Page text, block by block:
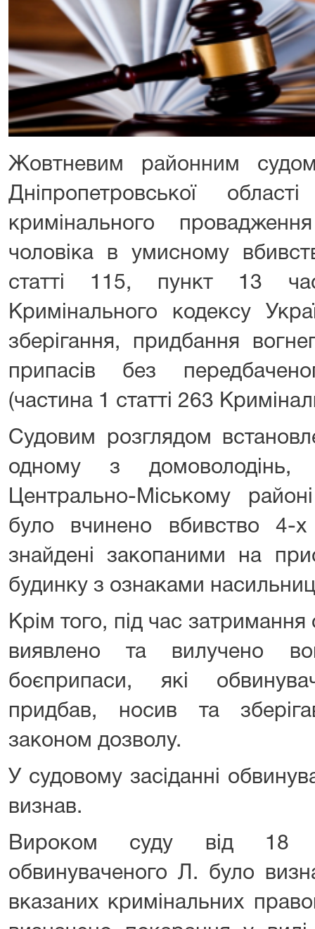
Жовтневим районним
Дніпропетровської
кримінального
чоловіка в умисному
статті 115, пункт 13
Кримінального кодексу
зберігання, придбання
припасів без
(частина 1 статті 263
Судовим розглядом
одному з
Центрально-Міському
було вчинено вбивство 4-
знайдені закопаними на
будинку з ознаками
Крім того, під час
виявлено та вилучено
боєприпаси, які
придбав, носив та
законом дозволу.
У судовому засіданні
визнав.
Вироком суду від 18
обвинуваченого Л. було
вказаних кримінальних